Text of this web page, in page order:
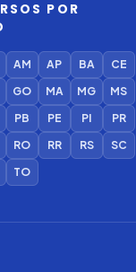
POR
AM AP BA
CE
GO MA MG
MS
PB PE PI
PR
RO RR RS
SC
TO